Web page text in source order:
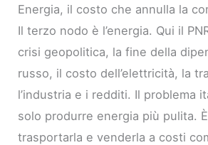
Energia, il costo che annulla la
Il terzo nodo è l’energia. Qui il
crisi geopolitica, la fine della
russo, il costo dell’elettricità, la
l’industria e i redditi. Il problema
solo produrre energia più pulita.
trasportarla e venderla a costi